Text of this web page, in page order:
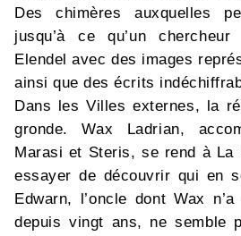
Des chimères auxquelles
jusqu’à ce qu’un
Elendel avec des images
ainsi que des écrits
Dans les Villes externes, la
gronde. Wax Ladrian,
Marasi et Steris, se rend à La
essayer de découvrir qui en
Edwarn, l’oncle dont Wax
depuis vingt ans, ne semble